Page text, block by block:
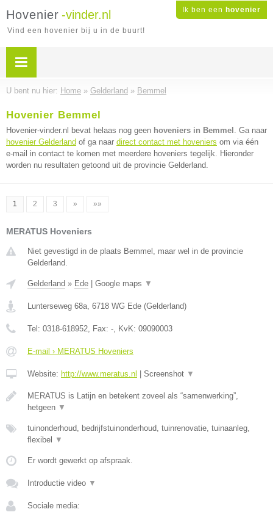
Ik ben een hovenier
Hovenier -vinder.nl
Vind een hovenier bij u in de buurt!
U bent nu hier: Home » Gelderland » Bemmel
Hovenier Bemmel
Hovenier-vinder.nl bevat helaas nog geen hoveniers in Bemmel . Ga naar
hovenier Gelderland of ga naar direct contact met hoveniers om via één
e-mail in contact te komen met meerdere hoveniers tegelijk. Hieronder
worden nu resultaten getoond uit de provincie Gelderland.
1 2 3 » »»
MERATUS Hoveniers
Niet gevestigd in de plaats Bemmel, maar wel in de provincie
Gelderland.
Gelderland » Ede Google maps ▼
Lunterseweg 68a, 6718 WG Ede (Gelderland)
Tel: 0318-618952, Fax: -, KvK: 09090003
E-mail › MERATUS Hoveniers
Website: http://www.meratus.nl Screenshot ▼
MERATUS is Latijn en betekent zoveel als “samenwerking”,
hetgeen ▼
tuinonderhoud, bedrijfstuinonderhoud, tuinrenovatie, tuinaanleg,
flexibel
▼
Er wordt gewerkt op afspraak.
Introductie video ▼
Sociale media: